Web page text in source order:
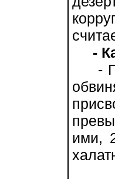
-
-
ими,